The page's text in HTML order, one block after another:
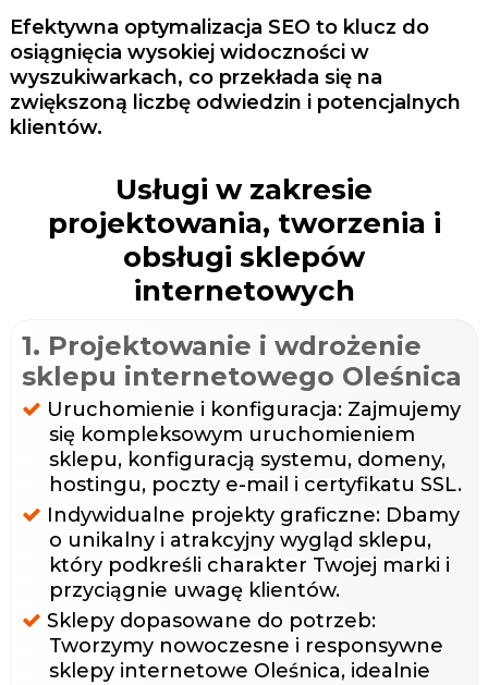
Efektywna optymalizacja SEO to klucz do
osiągnięcia wysokiej widoczności w
wyszukiwarkach, co przekłada się na
zwiększoną liczbę odwiedzin i potencjalnych
klientów.
Usługi w zakresie
projektowania, tworzenia i
obsługi sklepów
internetowych
1. Projektowanie i wdrożenie
sklepu internetowego Oleśnica
Uruchomienie i konfiguracja: Zajmujemy
się kompleksowym uruchomieniem
sklepu, konfiguracją systemu, domeny,
hostingu, poczty e-mail i certyfikatu SSL.
Indywidualne projekty graficzne: Dbamy
o unikalny i atrakcyjny wygląd sklepu,
który podkreśli charakter Twojej marki i
przyciągnie uwagę klientów.
Sklepy dopasowane do potrzeb:
Tworzymy nowoczesne i responsywne
sklepy internetowe Oleśnica, idealnie